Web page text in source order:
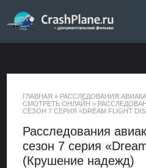
ГЛАВНАЯ » РАССЛЕДОВАНИЯ
СМОТРЕТЬ ОНЛАЙН »
СЕЗОН 7 СЕРИЯ «DREAM FLIGHT
Расследования
сезон 7 серия
(Крушение надежд)